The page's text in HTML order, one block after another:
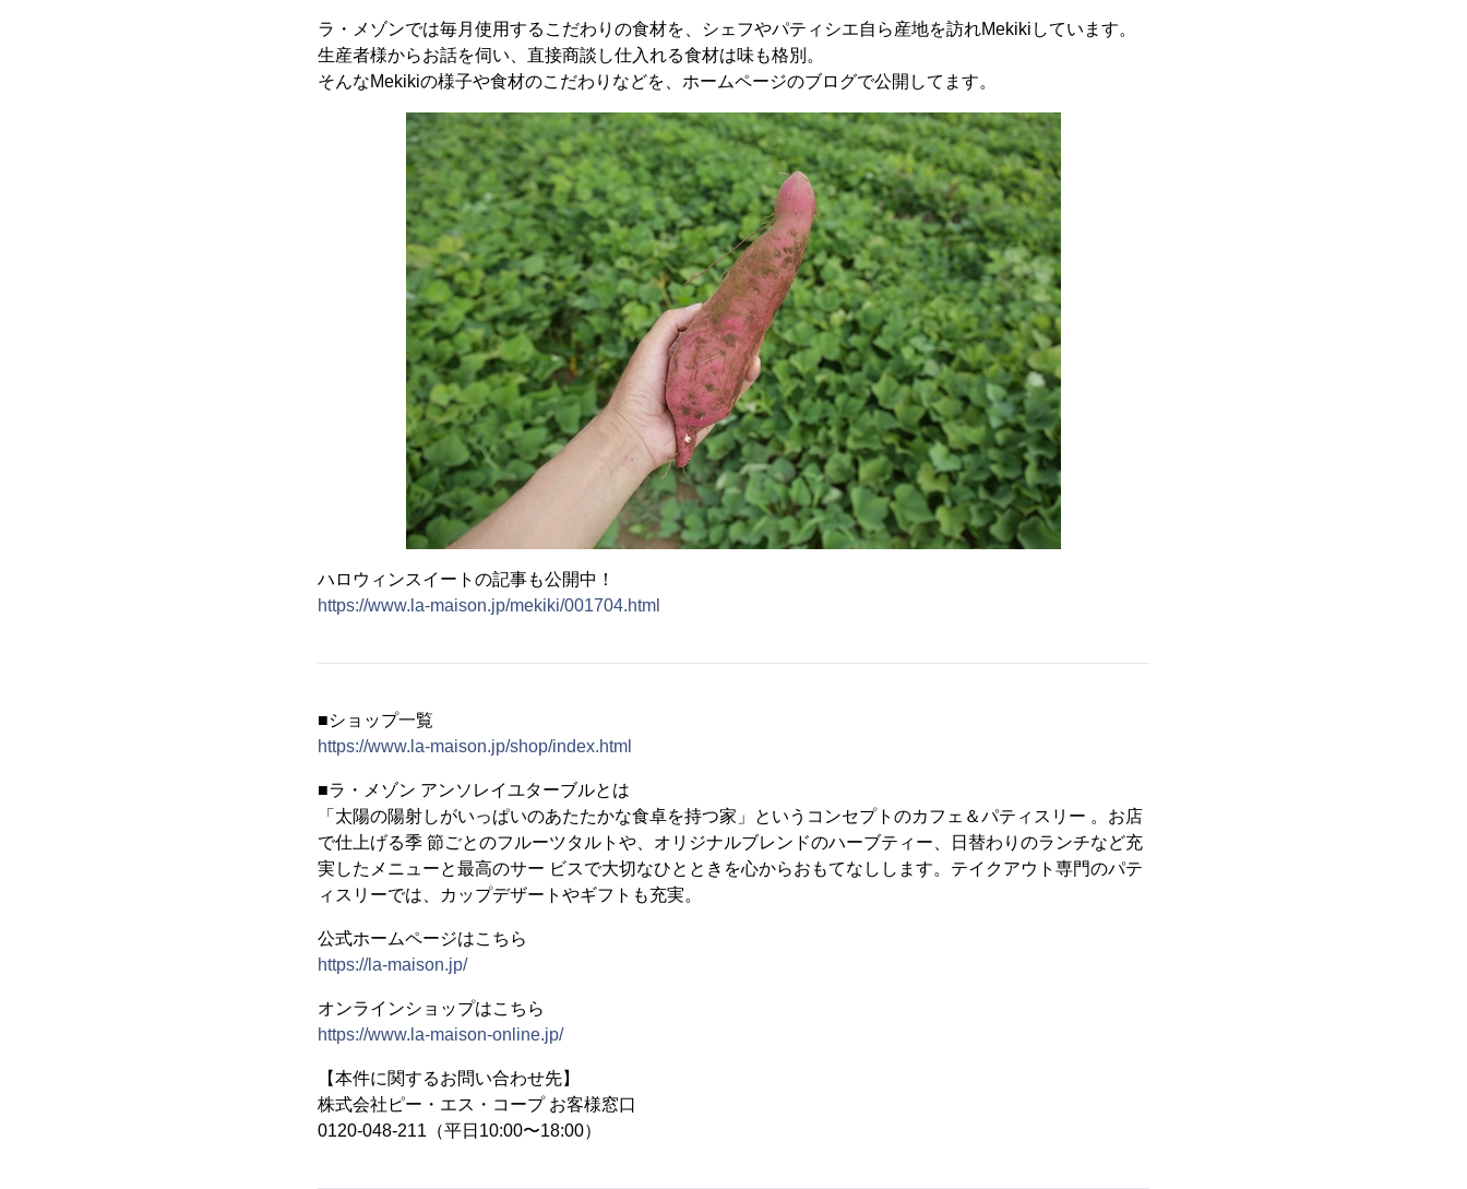
ラ・メゾンでは毎月使用するこだわりの食材を、シェフやパティシエ自ら産地を訪れMekikiしています。
生産者様からお話を伺い、直接商談し仕入れる食材は味も格別。
そんなMekikiの様子や食材のこだわりなどを、ホームページのブログで公開してます。
ハロウィンスイートの記事も公開中！
https://www.la-maison.jp/mekiki/001704.html
■ショップ一覧
https://www.la-maison.jp/shop/index.html
■ラ・メゾン アンソレイユターブルとは
「太陽の陽射しがいっぱいのあたたかな⾷卓を持つ家」というコンセプトのカフェ＆パティスリー 。お店
で仕上げる季 節ごとのフルーツタルトや、オリジナルブレンドのハーブティー、⽇替わりのランチなど充
実したメニューと最⾼のサー ビスで⼤切なひとときを⼼からおもてなしします。テイクアウト専⾨のパテ
ィスリーでは、カップデザートやギフトも充実。
公式ホームページはこちら
https://la-maison.jp/
オンラインショップはこちら
https://www.la-maison-online.jp/
【本件に関するお問い合わせ先】
株式会社ピー・エス・コープ お客様窓口
0120-048-211（平日10:00〜18:00）